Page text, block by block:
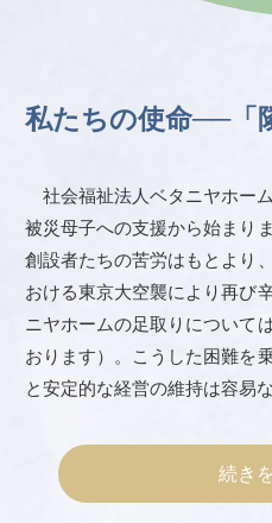
私たちの使命──「
社会福祉法人ベタニヤホー
被災母子への支援から始まり
創設者たちの苦労はもとより
おける東京大空襲により再び
ニヤホームの足取りについて
おります）。こうした困難を
と安定的な経営の維持は容易
続き